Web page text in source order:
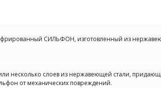
СИЛЬФОН, изготовленный из
несколько слоев из нержавеющей стали,
от механических повреждений.